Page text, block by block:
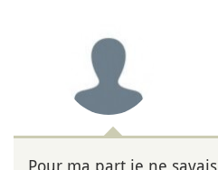
Pour ma part je ne